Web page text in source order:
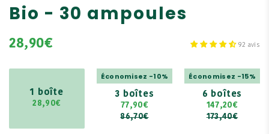
Bio - 30 ampoules
28,90€ 92 avis
1 boîte
28,90€
3 boîtes
Économisez -10%
77,90€
86,70€
6 boîtes
Économisez -15%
147,20€
173,40€